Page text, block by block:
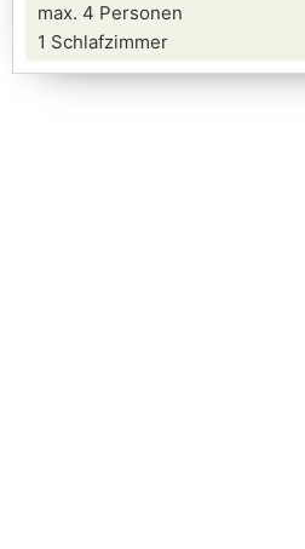
max. 4 Personen
1 Schlafzimmer